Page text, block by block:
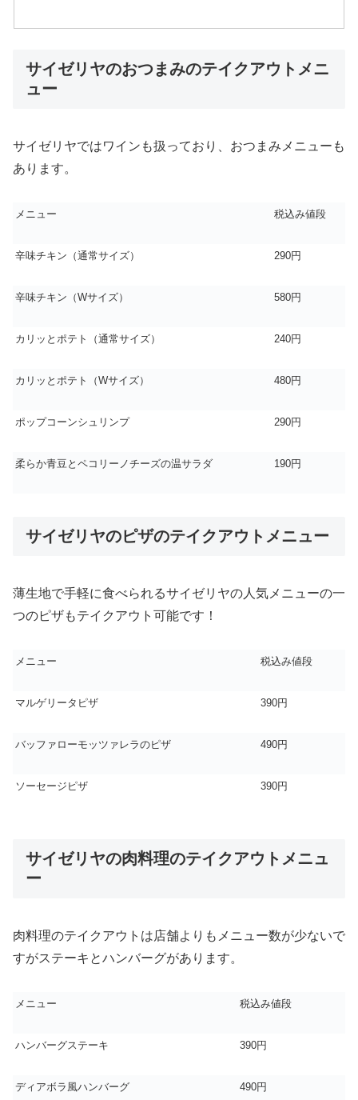
サイゼリヤのおつまみのテイクアウトメニ
ュー
サイゼリヤではワインも扱っており、おつまみメニューも
あります。
メニュー 税込み値段
辛味チキン（通常サイズ） 290円
辛味チキン（Wサイズ） 580円
カリッとポテト（通常サイズ） 240円
カリッとポテト（Wサイズ） 480円
ポップコーンシュリンプ 290円
柔らか青豆とペコリーノチーズの温サラダ 190円
サイゼリヤのピザのテイクアウトメニュー
薄生地で手軽に食べられるサイゼリヤの人気メニューの一
つのピザもテイクアウト可能です！
メニュー 税込み値段
マルゲリータピザ 390円
バッファローモッツァレラのピザ 490円
ソーセージピザ 390円
サイゼリヤの肉料理のテイクアウトメニュ
ー
肉料理のテイクアウトは店舗よりもメニュー数が少ないで
すがステーキとハンバーグがあります。
メニュー 税込み値段
ハンバーグステーキ 390円
ディアボラ風ハンバーグ 490円